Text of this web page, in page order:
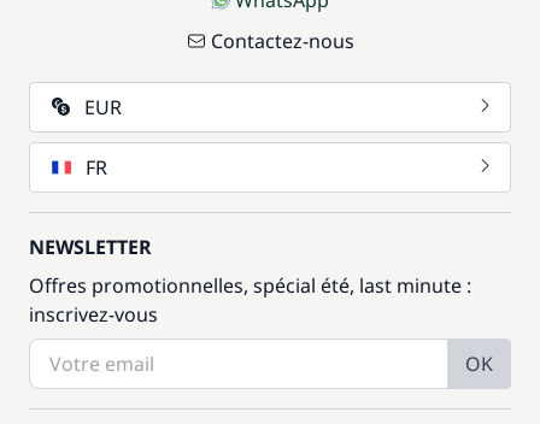
Contactez-nous
EUR
FR
NEWSLETTER
Offres promotionnelles, spécial été, last minute :
inscrivez-vous
OK